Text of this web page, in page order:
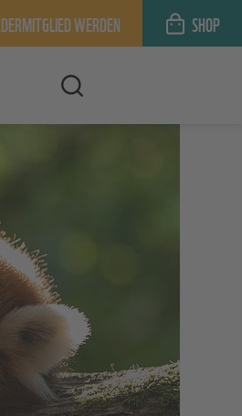
WERDEN SHOP